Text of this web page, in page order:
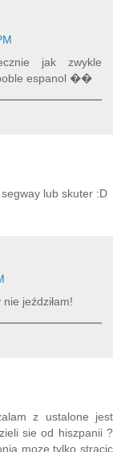
jak zwykle
espanol ��
lub skuter :D
jeździłam!
z ustalone jest
sie od hiszpanii ?
moze tylko stracic